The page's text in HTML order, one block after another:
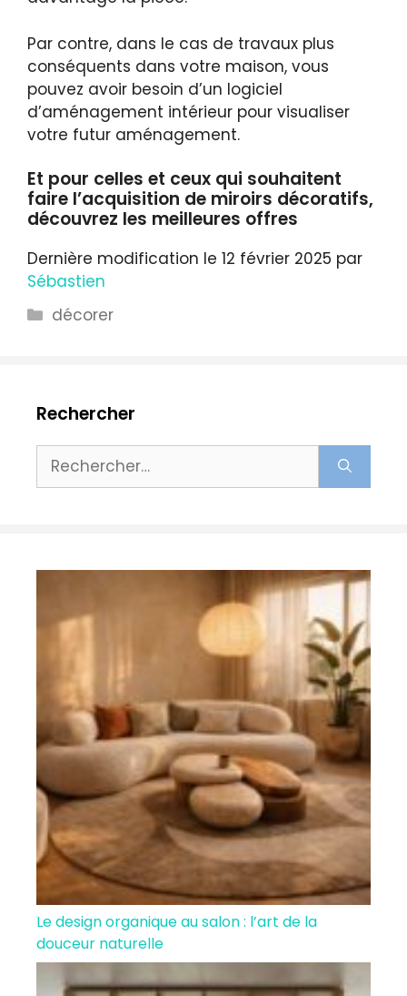
Par contre, dans le cas de travaux plus
conséquents dans votre maison, vous
pouvez avoir besoin d’un logiciel
d’aménagement intérieur pour visualiser
votre futur aménagement.
Et pour celles et ceux qui souhaitent
faire l’acquisition de miroirs décoratifs,
découvrez les meilleures offres
Dernière modification le 12 février 2025 par
Sébastien
Catégories
décorer
Rechercher
Rechercher :
Le design organique au salon : l’art de la
douceur naturelle